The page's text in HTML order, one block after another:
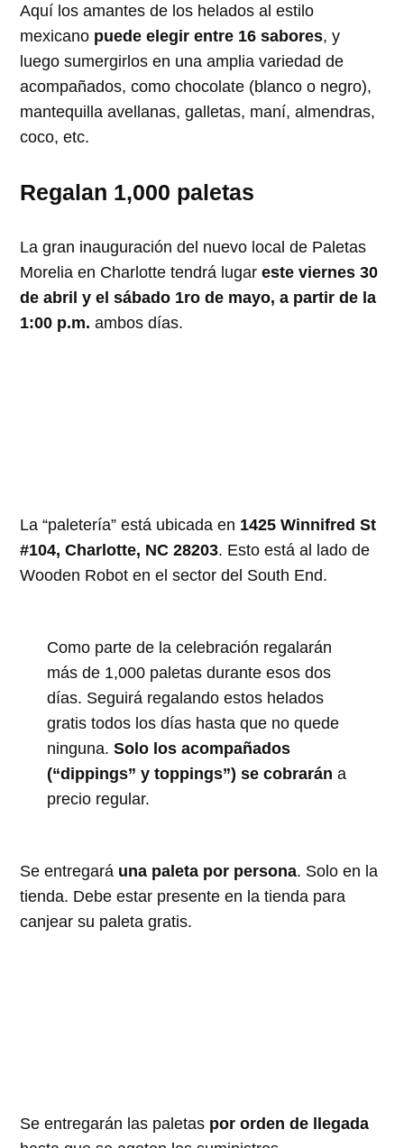
Aquí los amantes de los helados al estilo
mexicano puede elegir entre 16 sabores, y
luego sumergirlos en una amplia variedad de
acompañados, como chocolate (blanco o negro),
mantequilla avellanas, galletas, maní, almendras,
coco, etc.
Regalan 1,000 paletas
La gran inauguración del nuevo local de Paletas
Morelia en Charlotte tendrá lugareste viernes 30
de abril y el sábado 1ro de mayo, a partir de la
1:00 p.m.ambos días.
La “paletería” está ubicada en 1425 Winnifred St
#104, Charlotte, NC 28203. Esto está al lado de
Wooden Robot en el sector del South End.
Como parte de la celebración regalarán
más de 1,000 paletas durante esos dos
días. Seguirá regalando estos helados
gratis todos los días hasta que no quede
ninguna.Solo los acompañados
(“dippings” y toppings”) se cobrarán a
precio regular.
Se entregará una paleta por persona. Solo en la
tienda. Debe estar presente en la tienda para
canjear su paleta gratis.
Se entregarán las paletas por orden de llegada